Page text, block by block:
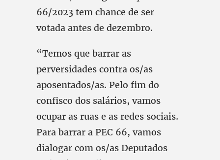
66/2023 tem chance de ser
votada antes de dezembro.
“Temos que barrar as
perversidades contra os/as
aposentados/as. Pelo fim do
confisco dos salários, vamos
ocupar as ruas e as redes sociais.
Para barrar a PEC 66, vamos
dialogar com os/as Deputados